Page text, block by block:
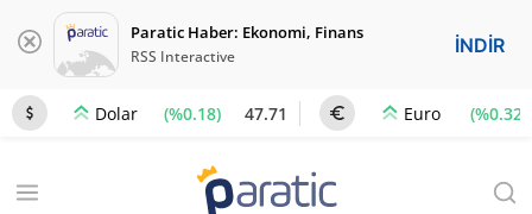
Paratic Haber: Ekonomi, Finans
RSS Interactive İNDİR
Dolar (%0.18) 47.71 Euro (%0.32)